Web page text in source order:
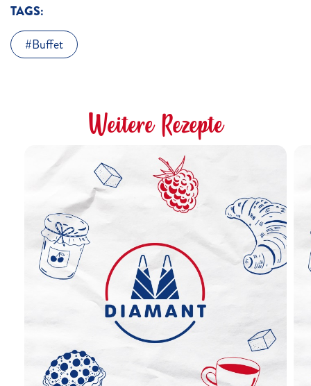
TAGS:
Buffet
Weitere Rezepte